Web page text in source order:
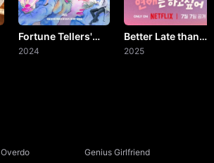
Fortune Tellers'
Love
2024
Better Late than
Single
2025
Overdo
Genius Girlfriend